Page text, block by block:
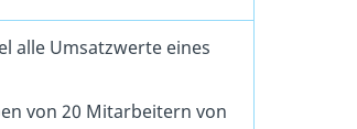
alle Umsatzwerte eines
von 20 Mitarbeitern von